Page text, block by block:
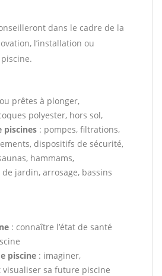
dans le cadre de la
l’installation ou
prêtes à plonger,
polyester, hors sol,
piscines : pompes, filtrations,
dispositifs de sécurité,
hammams,
jardin, arrosage, bassins
: connaître l’état de santé
piscine : imaginer,
sa future piscine